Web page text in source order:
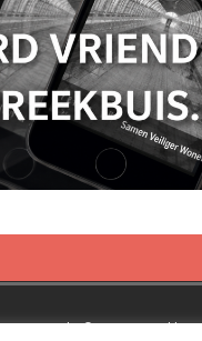
Copyright © 2019 Spreekbuis